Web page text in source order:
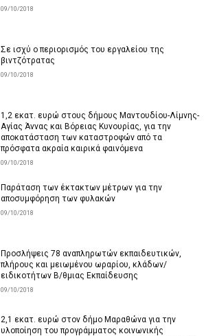
09/10/2018
Σε ισχύ ο περιορισμός του εργαλείου της
βιντζότρατας
09/10/2018
1,2 εκατ. ευρώ στους δήμους Μαντουδίου-Λίμνης-
Αγίας Άννας και Βόρειας Κυνουρίας, για την
αποκατάσταση των καταστροφών από τα
πρόσφατα ακραία καιρικά φαινόμενα
09/10/2018
Παράταση των έκτακτων μέτρων για την
αποσυμφόρηση των φυλακών
09/10/2018
Προσλήψεις 78 αναπληρωτών εκπαιδευτικών,
πλήρους και μειωμένου ωραρίου, κλάδων/
ειδικοτήτων Β/θμιας Εκπαίδευσης
09/10/2018
2,1 εκατ. ευρώ στον δήμο Μαραθώνα για την
υλοποίηση του προγράμματος κοινωνικής